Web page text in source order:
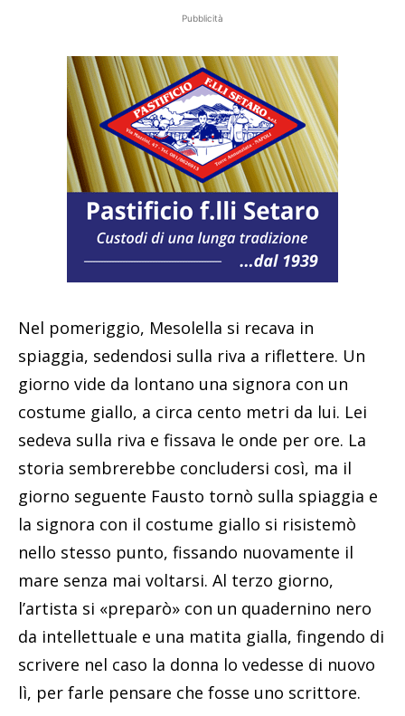
Pubblicità
Nel pomeriggio, Mesolella si recava in
spiaggia, sedendosi sulla riva a riflettere. Un
giorno vide da lontano una signora con un
costume giallo, a circa cento metri da lui. Lei
sedeva sulla riva e fissava le onde per ore. La
storia sembrerebbe concludersi così, ma il
giorno seguente Fausto tornò sulla spiaggia e
la signora con il costume giallo si risistemò
nello stesso punto, fissando nuovamente il
mare senza mai voltarsi. Al terzo giorno,
l’artista si «preparò» con un quadernino nero
da intellettuale e una matita gialla, fingendo di
scrivere nel caso la donna lo vedesse di nuovo
lì, per farle pensare che fosse uno scrittore.